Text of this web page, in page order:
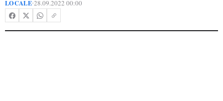
LOCALE•28.09.2022 00:00